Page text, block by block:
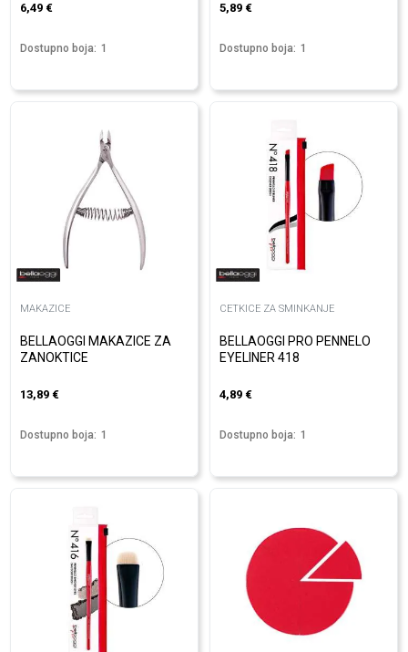
6,49 €
Dostupno boja: 1
5,89 €
Dostupno boja: 1
MAKAZICE
BELLAOGGI MAKAZICE ZA
ZANOKTICE
13,89 €
Dostupno boja: 1
CETKICE ZA SMINKANJE
BELLAOGGI PRO PENNELO
EYELINER 418
4,89 €
Dostupno boja: 1